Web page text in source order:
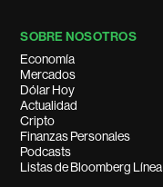
SOBRE NOSOTROS
Economía
Mercados
Dólar Hoy
Actualidad
Cripto
Finanzas Personales
Podcasts
Listas de Bloomberg Línea